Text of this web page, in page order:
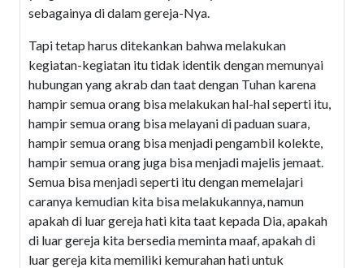
sebagainya di dalam gereja-Nya.
Tapi tetap harus ditekankan bahwa melakukan
kegiatan-kegiatan itu tidak identik dengan memunyai
hubungan yang akrab dan taat dengan Tuhan karena
hampir semua orang bisa melakukan hal-hal seperti itu,
hampir semua orang bisa melayani di paduan suara,
hampir semua orang bisa menjadi pengambil kolekte,
hampir semua orang juga bisa menjadi majelis jemaat.
Semua bisa menjadi seperti itu dengan memelajari
caranya kemudian kita bisa melakukannya, namun
apakah di luar gereja hati kita taat kepada Dia, apakah
di luar gereja kita bersedia meminta maaf, apakah di
luar gereja kita memiliki kemurahan hati untuk